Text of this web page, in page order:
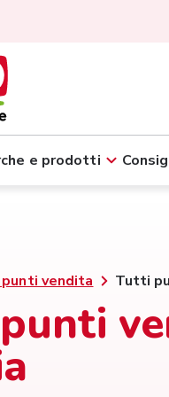
e prodotti
vendita Tutti